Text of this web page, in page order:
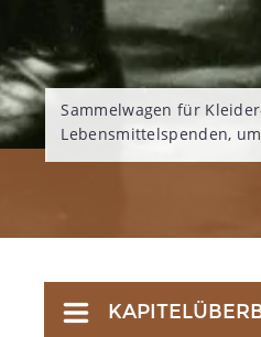
Sammelwagen für
Lebensmittelspenden,